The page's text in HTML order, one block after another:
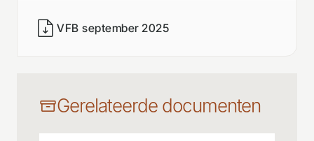
VFB september 2025
Gerelateerde documenten